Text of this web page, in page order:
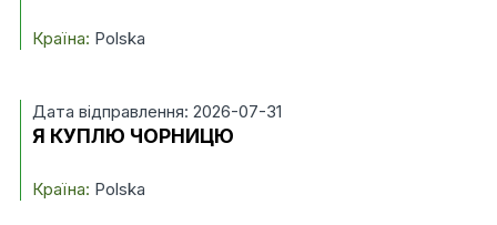
Країна: Polska
Дата відправлення: 2026-07-31
Я КУПЛЮ ЧОРНИЦЮ
Країна: Polska